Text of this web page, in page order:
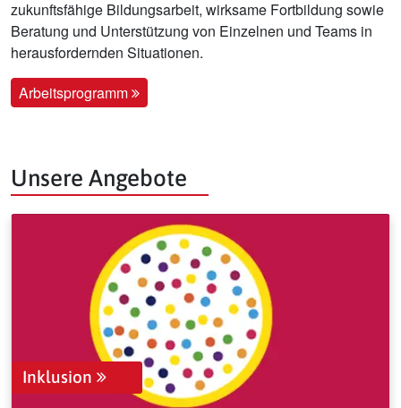
zukunftsfähige Bildungsarbeit, wirksame Fortbildung sowie
Beratung und Unterstützung von Einzelnen und Teams in
herausfordernden Situationen.
Arbeitsprogramm
Unsere Angebote
Inklusion